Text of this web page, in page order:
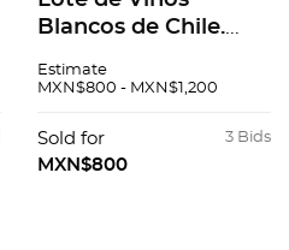
Blancos de Chile.
En presentaciones
Total de piezas: 12.
Estimate
MXN$800 - MXN$1,200
3 Bids
Sold for
MXN$800